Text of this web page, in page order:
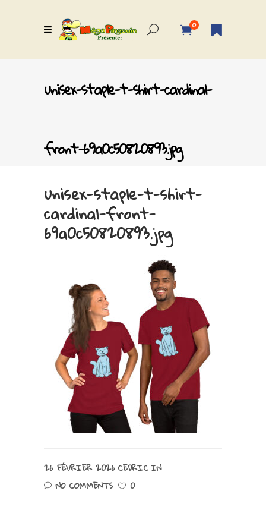
0
unisex-staple-t-shirt-cardinal-
front-69a0c50820893.jpg
unisex-staple-t-shirt-
cardinal-front-
69a0c50820893.jpg
26 FÉVRIER 2026CEDRICIN
NO COMMENTS
0